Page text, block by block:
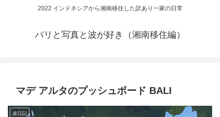
2022 インドネシアから湘南移住した訳あり一家の日常
バリと写真と波が好き（湘南移住編）
マデ アルタのプッシュボード BALI
波日記